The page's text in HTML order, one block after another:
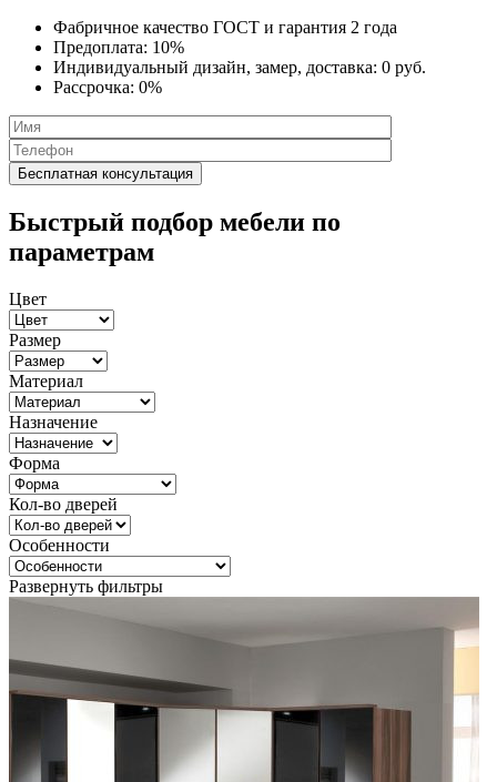
Фабричное качество ГОСТ и гарантия 2 года
Предоплата: 10%
Индивидуальный дизайн, замер, доставка: 0 руб.
Рассрочка: 0%
Быстрый подбор мебели по
параметрам
Цвет
Размер
Материал
Назначение
Форма
Кол-во дверей
Особенности
Развернуть фильтры